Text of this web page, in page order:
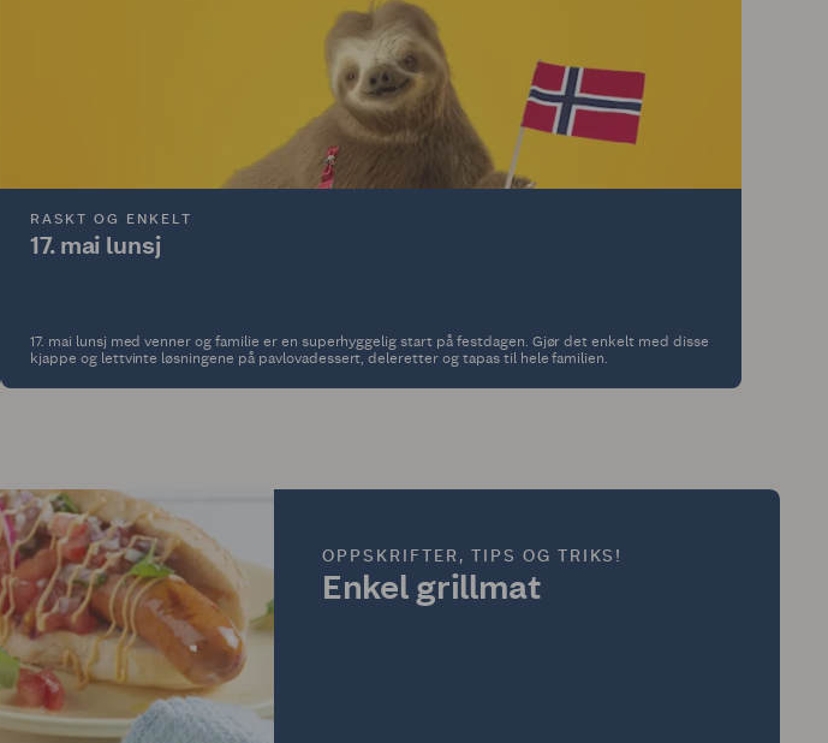
RASKT OG ENKELT
17. mai lunsj
17. mai lunsj med venner og familie er en superhyggelig start på festdagen. Gjør det enkelt med disse
kjappe og lettvinte løsningene på pavlovadessert, deleretter og tapas til hele familien.
OPPSKRIFTER, TIPS OG TRIKS!
Enkel grillmat